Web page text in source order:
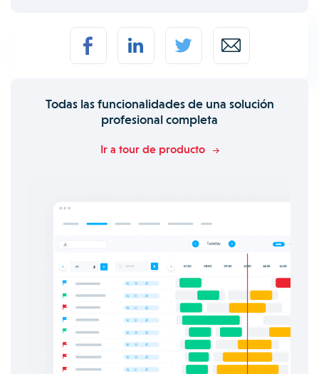
Todas las funcionalidades de una solución
profesional completa
Ir a tour de producto